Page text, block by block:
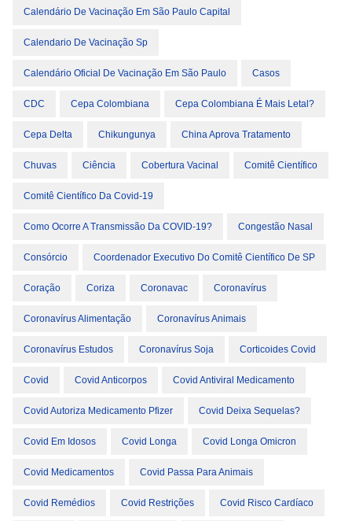
Calendário De Vacinação Em São Paulo Capital
Calendario De Vacinação Sp
Calendário Oficial De Vacinação Em São Paulo Casos
CDC Cepa Colombiana Cepa Colombiana É Mais Letal?
Cepa Delta Chikungunya China Aprova Tratamento
Chuvas Ciência Cobertura Vacinal Comitê Científico
Comitê Científico Da Covid-19
Como Ocorre A Transmissão Da COVID-19? Congestão Nasal
Consórcio Coordenador Executivo Do Comitê Científico De SP
Coração Coriza Coronavac Coronavírus
Coronavírus Alimentação Coronavírus Animais
Coronavírus Estudos Coronavírus Soja Corticoides Covid
Covid Covid Anticorpos Covid Antiviral Medicamento
Covid Autoriza Medicamento Pfizer Covid Deixa Sequelas?
Covid Em Idosos Covid Longa Covid Longa Omicron
Covid Medicamentos Covid Passa Para Animais
Covid Remédios Covid Restrições Covid Risco Cardíaco